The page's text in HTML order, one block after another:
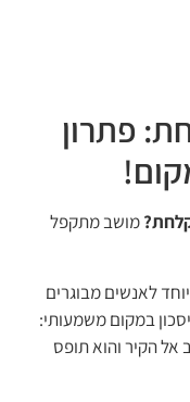
פתרון
מושב מתקפל
לאנשים מבוגרים
במקום משמעותי:
הקיר והוא תופס